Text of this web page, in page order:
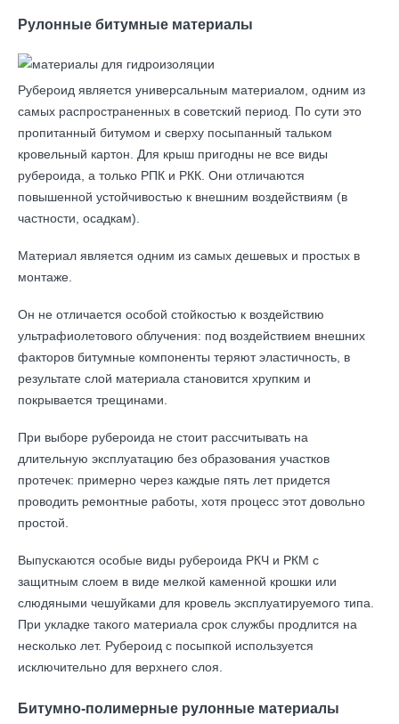
Рулонные битумные материалы
Рубероид является универсальным материалом, одним из
самых распространенных в советский период. По сути это
пропитанный битумом и сверху посыпанный тальком
кровельный картон. Для крыш пригодны не все виды
рубероида, а только РПК и РКК. Они отличаются
повышенной устойчивостью к внешним воздействиям (в
частности, осадкам).
Материал является одним из самых дешевых и простых в
монтаже.
Он не отличается особой стойкостью к воздействию
ультрафиолетового облучения: под воздействием внешних
факторов битумные компоненты теряют эластичность, в
результате слой материала становится хрупким и
покрывается трещинами.
При выборе рубероида не стоит рассчитывать на
длительную эксплуатацию без образования участков
протечек: примерно через каждые пять лет придется
проводить ремонтные работы, хотя процесс этот довольно
простой.
Выпускаются особые виды рубероида РКЧ и РКМ с
защитным слоем в виде мелкой каменной крошки или
слюдяными чешуйками для кровель эксплуатируемого типа.
При укладке такого материала срок службы продлится на
несколько лет. Рубероид с посыпкой используется
исключительно для верхнего слоя.
Битумно-полимерные рулонные материалы